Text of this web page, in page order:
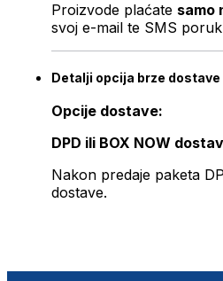
Proizvode plaćate samo
svoj e-mail te SMS
Detalji opcija brze dostave
Opcije dostave:
DPD ili BOX NOW
Nakon predaje paketa
dostave.